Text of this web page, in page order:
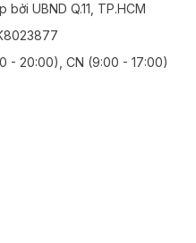
3.5 mm
UBND Q.11, TP.HCM
- 20:00), CN (9:00 - 17:00)